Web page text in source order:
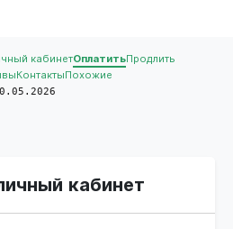
кабинетОплатитьПродлить
Контакты Похожие
кабинет